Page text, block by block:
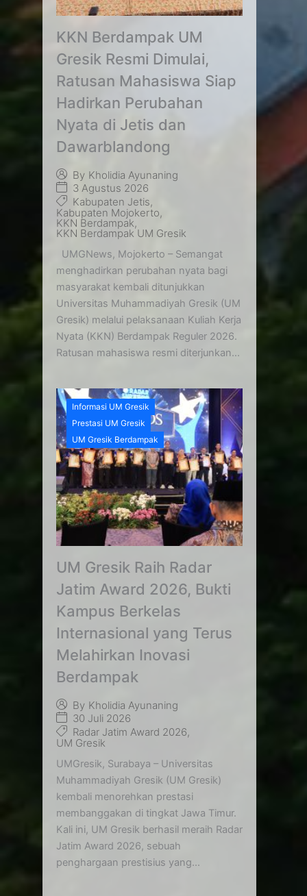
KKN Berdampak UM
Gresik Resmi Dimulai,
Ratusan Mahasiswa Siap
Hadirkan Perubahan
Nyata di Jetis dan
Dawarblandong
By Kholidia Ayunaning
3 Agustus 2026
Kabupaten Jetis,
Kabupaten Mojokerto,
KKN Berdampak,
KKN Berdampak UM Gresik
UMGNews, Mojokerto – Semangat
menghadirkan perubahan nyata bagi
masyarakat kembali ditunjukkan
Universitas Muhammadiyah Gresik (UM
Gresik) melalui pelaksanaan Kuliah Kerja
Nyata (KKN) Berdampak Reguler 2026.
Ratusan mahasiswa resmi diterjunkan...
Informasi UM Gresik
Prestasi UM Gresik
UM Gresik Berdampak
UM Gresik Raih Radar
Jatim Award 2026, Bukti
Kampus Berkelas
Internasional yang Terus
Melahirkan Inovasi
Berdampak
By Kholidia Ayunaning
30 Juli 2026
Radar Jatim Award 2026,
UM Gresik
UMGresik, Surabaya – Universitas
Muhammadiyah Gresik (UM Gresik)
kembali menorehkan prestasi
membanggakan di tingkat Jawa Timur.
Kali ini, UM Gresik berhasil meraih Radar
Jatim Award 2026, sebuah
penghargaan prestisius yang...